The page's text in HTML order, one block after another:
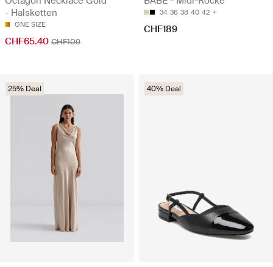
- Halsketten
ONE SIZE
CHF65.40 CHF109
34 36 38 40 42
CHF189
25% Deal 40% Deal